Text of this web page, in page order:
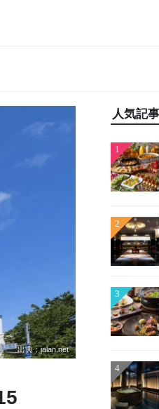
出典：jalan.net
人気記
1
2
3
4